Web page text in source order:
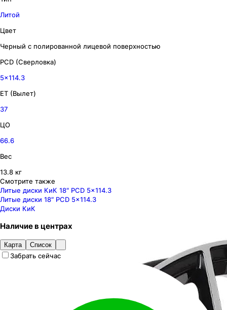
Литой
Цвет
Черный с полированной лицевой поверхностью
PCD (Сверловка)
5x114.3
ET (Вылет)
37
ЦО
66.6
Вес
13.8 кг
Смотрите также
Литые диски КиК 18″ PCD 5x114.3
Литые диски 18″ PCD 5x114.3
Диски КиК
Наличиев центрах
Карта Список
Забрать сейчас